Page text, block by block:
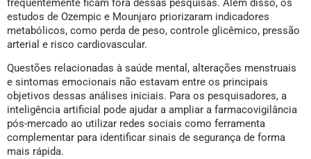
frequentemente ficam fora dessas pesquisas. Além disso, os
estudos de Ozempic e Mounjaro priorizaram indicadores
metabólicos, como perda de peso, controle glicêmico, pressão
arterial e risco cardiovascular.
Questões relacionadas à saúde mental, alterações menstruais
e sintomas emocionais não estavam entre os principais
objetivos dessas análises iniciais. Para os pesquisadores, a
inteligência artificial pode ajudar a ampliar a farmacovigilância
pós-mercado ao utilizar redes sociais como ferramenta
complementar para identificar sinais de segurança de forma
mais rápida.